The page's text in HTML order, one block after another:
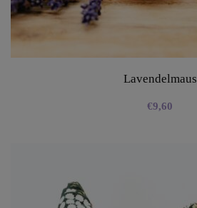
Lavendelmaus
€9,60